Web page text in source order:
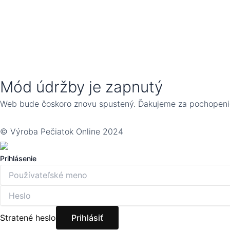
Mód údržby je zapnutý
Web bude čoskoro znovu spustený. Ďakujeme za
© Výroba Pečiatok Online 2024
Prihlásenie
Stratené heslo